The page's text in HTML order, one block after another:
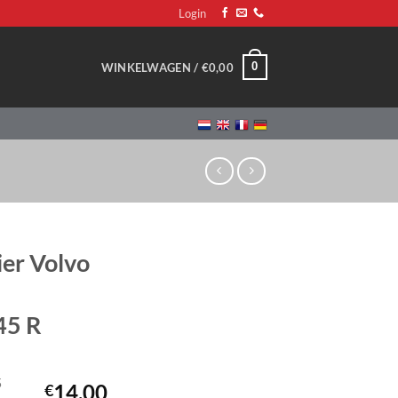
Login
WINKELWAGEN / €0,00 0
Volvo
R
€14,00